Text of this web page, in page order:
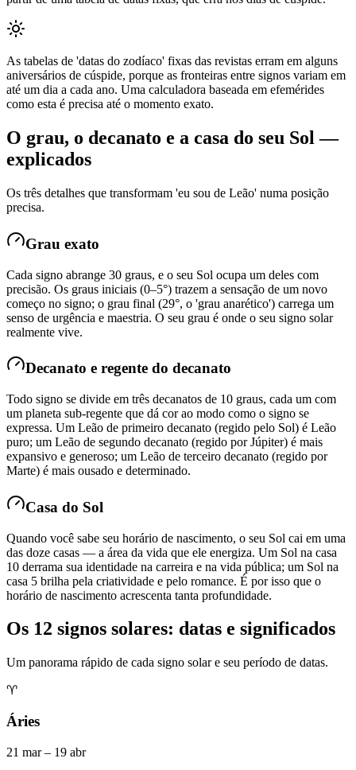
As tabelas de 'datas do zodíaco' fixas das revistas erram em alguns
aniversários de cúspide, porque as fronteiras entre signos variam em
até um dia a cada ano. Uma calculadora baseada em efemérides
como esta é precisa até o momento exato.
O grau, o decanato e a casa do seu Sol —
explicados
Os três detalhes que transformam 'eu sou de Leão' numa posição
precisa.
Grau exato
Cada signo abrange 30 graus, e o seu Sol ocupa um deles com
precisão. Os graus iniciais (0–5°) trazem a sensação de um novo
começo no signo; o grau final (29°, o 'grau anarético') carrega um
senso de urgência e maestria. O seu grau é onde o seu signo solar
realmente vive.
Decanato e regente do decanato
Todo signo se divide em três decanatos de 10 graus, cada um com
um planeta sub-regente que dá cor ao modo como o signo se
expressa. Um Leão de primeiro decanato (regido pelo Sol) é Leão
puro; um Leão de segundo decanato (regido por Júpiter) é mais
expansivo e generoso; um Leão de terceiro decanato (regido por
Marte) é mais ousado e determinado.
Casa do Sol
Quando você sabe seu horário de nascimento, o seu Sol cai em uma
das doze casas — a área da vida que ele energiza. Um Sol na casa
10 derrama sua identidade na carreira e na vida pública; um Sol na
casa 5 brilha pela criatividade e pelo romance. É por isso que o
horário de nascimento acrescenta tanta profundidade.
Os 12 signos solares: datas e significados
Um panorama rápido de cada signo solar e seu período de datas.
♈
Áries
21 mar – 19 abr